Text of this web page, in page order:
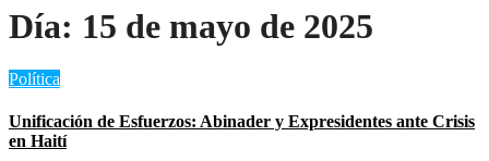
Día: 15 de mayo de 2025
Política
Unificación de Esfuerzos: Abinader y Expresidentes ante Crisis
en Haití